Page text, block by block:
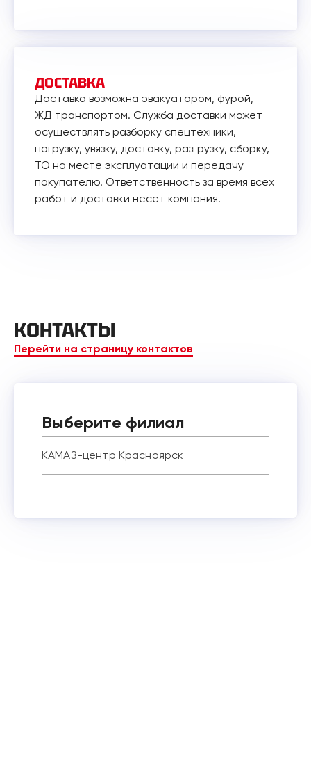
ДОСТАВКА
Доставка возможна эвакуатором, фурой,
ЖД транспортом. Служба доставки может
осуществлять разборку спецтехники,
погрузку, увязку, доставку, разгрузку, сборку,
ТО на месте эксплуатации и передачу
покупателю. Ответственность за время всех
работ и доставки несет компания.
КОНТАКТЫ
Перейти на страницу контактов
Выберите филиал
КАМАЗ-центр Красноярск